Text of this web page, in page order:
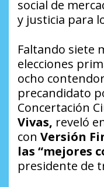
social de
y justicia para
Faltando siete
elecciones
ocho
precandidato
Concertación
Vivas, reveló
con Versión
las “mejores
presidente de